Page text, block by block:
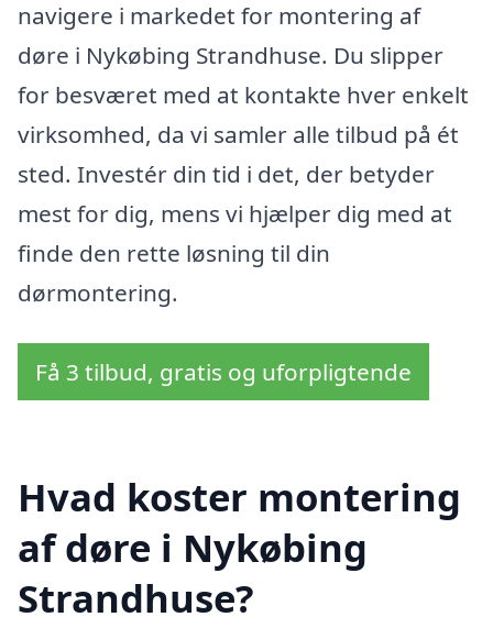
navigere i markedet for montering af
døre i Nykøbing Strandhuse. Du slipper
for besværet med at kontakte hver enkelt
virksomhed, da vi samler alle tilbud på ét
sted. Investér din tid i det, der betyder
mest for dig, mens vi hjælper dig med at
finde den rette løsning til din
dørmontering.
Få 3 tilbud, gratis og uforpligtende
Hvad koster montering
af døre i Nykøbing
Strandhuse?